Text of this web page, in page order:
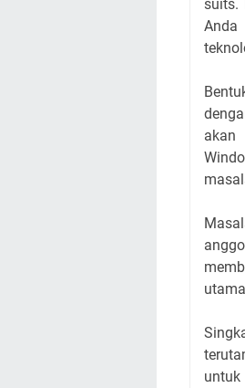
suits.
Anda
akan
untuk